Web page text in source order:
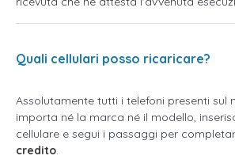
Quali cellulari posso ricaricare?
Assolutamente tutti i telefoni presenti sul
importa né la marca né il modello,
cellulare e segui i passaggi per
credito.